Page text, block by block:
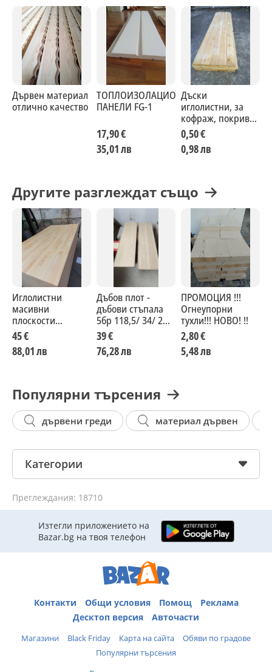
Дървен материал
отлично качество
ТОПЛОИЗОЛАЦИОННИ
ПАНЕЛИ FG-1
17,90 €
35,01 лв
Дъски
иглолистни, за
кофраж, покриви,
стени.
0,50 €
0,98 лв
Другите разглеждат също
Иглолистни
масивни
плоскости
18х1200х2400
45 €
88,01 лв
Дъбов плот -
дъбови стъпала
5бр 118,5/ 34/ 2
избелен дъб
39 €
76,28 лв
ПРОМОЦИЯ !!!
Огнеупорни
тухли!!! НОВО! !!
2,80 €
5,48 лв
Популярни търсения
дървени греди материал дървен
Категории
Преглеждания: 18710
Изтегли приложението на
Bazar.bg на твоя телефон
Контакти Общи условия Помощ
Реклама
Десктоп версия
Авточасти
Магазини Black Friday Карта на сайта
Обяви по градове
Популярни търсения